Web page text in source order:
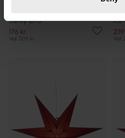
Sensy Ø70
176 kr.
Vejl. 209 kr.
Ice
Vejl.